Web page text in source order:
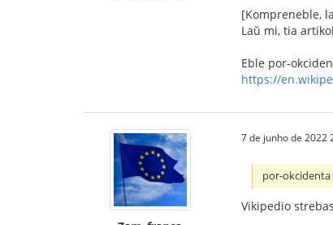
[Kompreneble,
Laŭ mi, tia
Eble por-
https://
7 de junho de 2022
por-
Vikipedio